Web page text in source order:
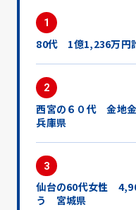
1
80代 1億1,236万円
2
西宮の６０代 金地
兵庫県
3
仙台の60代女性
う 宮城県